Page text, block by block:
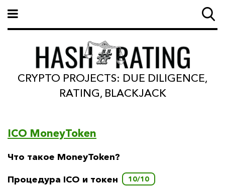
CRYPTO PROJECTS: DUE DILIGENCE,
RATING, BLACKJACK
ICO MoneyToken
Что такое MoneyToken?
Процедура ICO и токен 10/10